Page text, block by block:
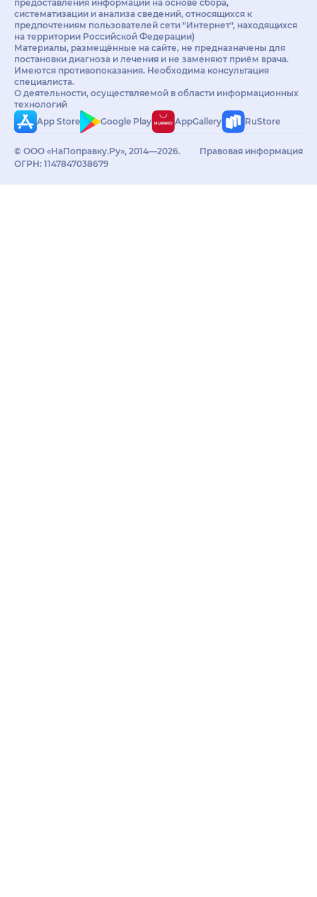
предоставления информации на основе сбора,
систематизации и анализа сведений, относящихся к
предпочтениям пользователей сети "Интернет", находящихся
на территории Российской Федерации)
Материалы, размещённые на сайте, не предназначены для
постановки диагноза и лечения и не заменяют приём врача.
Имеются противопоказания. Необходима консультация
специалиста.
О деятельности, осуществляемой в области информационных
технологий
App Store
Google Play AppGallery RuStore
© ООО «НаПоправку.Ру», 2014—2026.
ОГРН: 1147847038679
Правовая информация